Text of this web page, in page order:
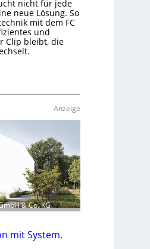
nicht für jede
neue Lösung. So
mit dem FC
und
Clip bleibt, die
Anzeige
& Co. KG
mit System.